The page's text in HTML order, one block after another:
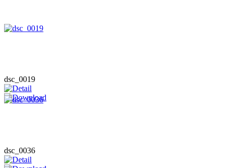
dsc_0019
dsc_0036